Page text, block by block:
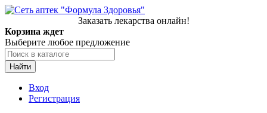
Заказать лекарства онлайн!
Корзина ждет
Выберите любое предложение
Найти
Вход
Регистрация